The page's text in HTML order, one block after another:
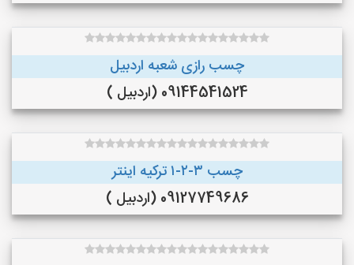
چسب رازی شعبه اردبیل
09144541524 (اردبیل )
چسب ۳-۲-۱ ترکیه اینتر
09127749686 (اردبیل )